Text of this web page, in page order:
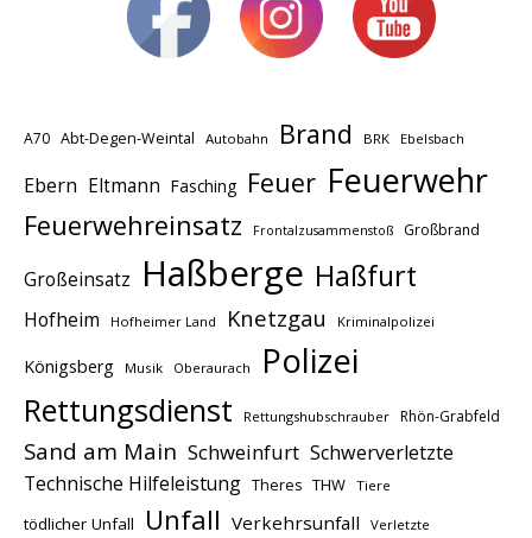
A70 Abt-Degen-Weintal Autobahn Brand BRK Ebelsbach
Ebern Eltmann Fasching Feuer Feuerwehr
Feuerwehreinsatz Frontalzusammenstoß Großbrand
Großeinsatz Haßberge Haßfurt
Hofheim Hofheimer Land Knetzgau Kriminalpolizei
Königsberg Musik Oberaurach Polizei
Rettungsdienst Rettungshubschrauber Rhön-Grabfeld
Sand am Main Schweinfurt Schwerverletzte
Technische Hilfeleistung Theres THW Tiere
tödlicher Unfall Unfall Verkehrsunfall Verletzte